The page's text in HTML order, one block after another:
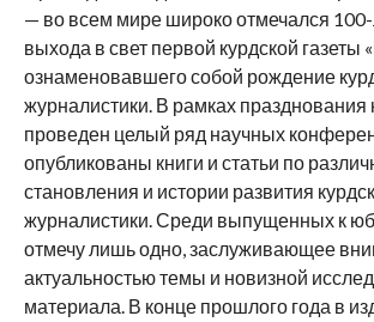
— во всем мире широко отмечался
выхода в свет первой курдской газеты
ознаменовавшего собой рождение
журналистики. В рамках
проведен целый ряд научных
опубликованы книги и статьи по
становления и истории развития
журналистики. Среди выпущенных к
отмечу лишь одно, заслуживающее
актуальностью темы и новизной
материала. В конце прошлого года в